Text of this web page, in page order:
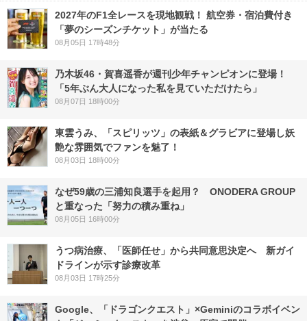
2027年のF1全レースを現地観戦！ 航空券・宿泊費付き
「夢のシーズンチケット」が当たる
08月05日 17時48分
乃木坂46・賀喜遥香が週刊少年チャンピオンに登場！
「5年ぶん大人になった私を見ていただけたら」
08月07日 18時00分
東雲うみ、「スピリッツ」の表紙＆グラビアに登場し妖
艶な雰囲気でファンを魅了！
08月03日 18時00分
なぜ59歳の三浦知良選手を起用？ ONODERA GROUP
と重なった「努力の積み重ね」
08月05日 16時00分
うつ病治療、「医師任せ」から共同意思決定へ 新ガイ
ドラインが示す診療改革
08月03日 17時25分
Google、「ドラゴンクエスト」×Geminiのコラボイベン